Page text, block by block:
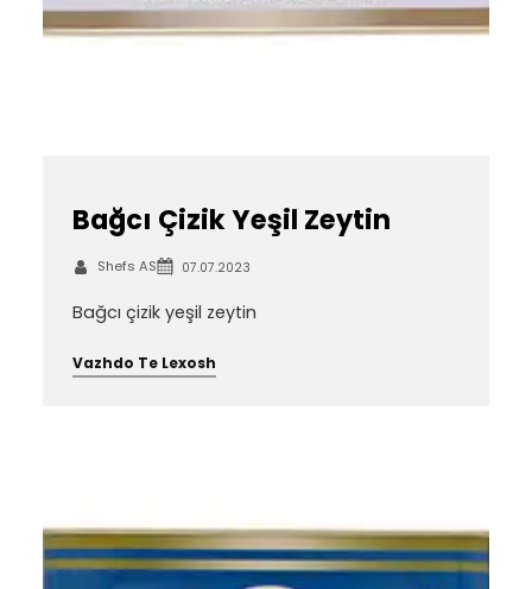
Bağcı Çizik Yeşil Zeytin
Shefs AS 07.07.2023
Bağcı çizik yeşil zeytin
Vazhdo Te Lexosh